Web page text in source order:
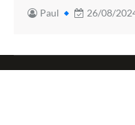
Paul 26/08/